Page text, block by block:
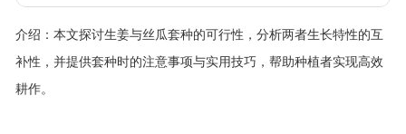
介绍： 本文探讨生姜与丝瓜套种的可行性，分析两者生长特性的互
补性，并提供套种时的注意事项与实用技巧，帮助种植者实现高效
耕作。